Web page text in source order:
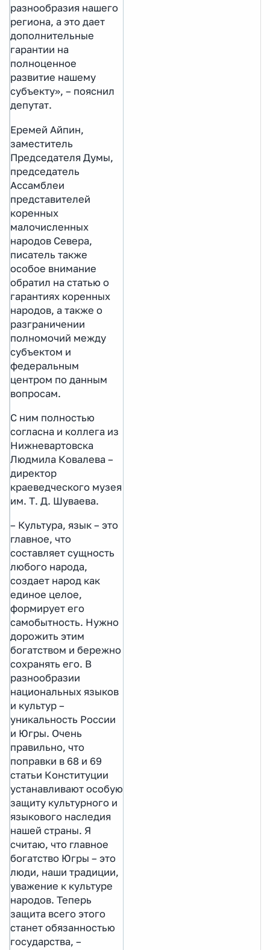
разнообразия нашего
региона, а это дает
дополнительные
гарантии на
полноценное
развитие нашему
субъекту», – пояснил
депутат.
Еремей Айпин,
заместитель
Председателя Думы,
председатель
Ассамблеи
представителей
коренных
малочисленных
народов Севера,
писатель также
особое внимание
обратил на статью о
гарантиях коренных
народов, а также о
разграничении
полномочий между
субъектом и
федеральным
центром по данным
вопросам.
С ним полностью
согласна и коллега из
Нижневартовска
Людмила Ковалева –
директор
краеведческого музея
им. Т. Д. Шуваева.
– Культура, язык – это
главное, что
составляет сущность
любого народа,
создает народ как
единое целое,
формирует его
самобытность. Нужно
дорожить этим
богатством и бережно
сохранять его. В
разнообразии
национальных языков
и культур –
уникальность России
и Югры. Очень
правильно, что
поправки в 68 и 69
статьи Конституции
устанавливают особую
защиту культурного и
языкового наследия
нашей страны. Я
считаю, что главное
богатство Югры – это
люди, наши традиции,
уважение к культуре
народов. Теперь
защита всего этого
станет обязанностью
государства, –